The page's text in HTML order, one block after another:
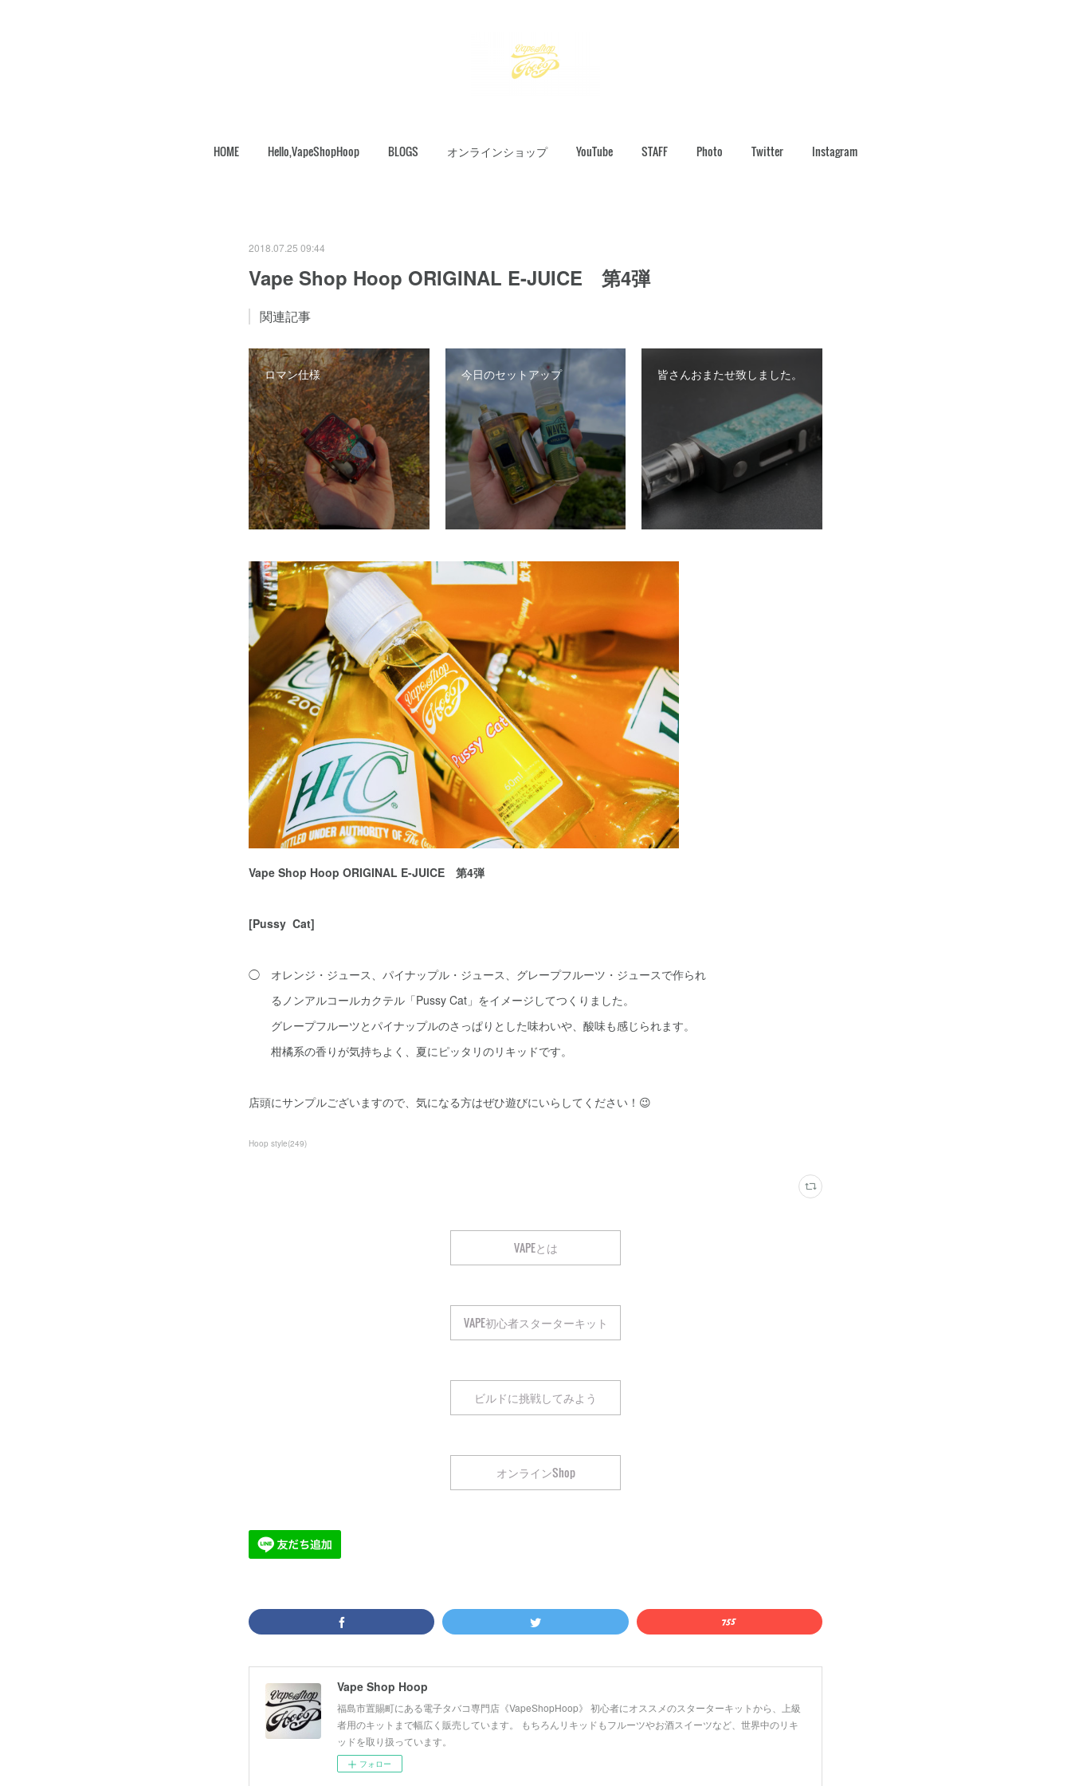
HOME Hello,VapeShopHoop BLOGS オンラインショップ YouTube STAFF Photo Twitter Instagram
2018.07.25 09:44
Vape Shop Hoop ORIGINAL E-JUICE 第4弾
関連記事
ロマン仕様 今日のセットアップ 皆さんおまたせ致しました。
Vape Shop Hoop ORIGINAL E-JUICE 第4弾
[Pussy Cat]
◯ オレンジ・ジュース、パイナップル・ジュース、グレープフルーツ・ジュースで作られ
るノンアルコールカクテル「Pussy Cat」をイメージしてつくりました。
グレープフルーツとパイナップルのさっぱりとした味わいや、酸味も感じられます。
柑橘系の香りが気持ちよく、夏にピッタリのリキッドです。
店頭にサンプルございますので、気になる方はぜひ遊びにいらしてください！😉
Hoop style(249)
VAPEとは
VAPE初心者スターターキット
ビルドに挑戦してみよう
オンラインShop
Vape Shop Hoop
福島市置賜町にある電子タバコ専門店《VapeShopHoop》 初心者にオススメのスターターキットから、上級
者用のキットまで幅広く販売しています。 もちろんリキッドもフルーツやお酒スイーツなど、世界中のリキ
ッドを取り扱っています。
フォロー